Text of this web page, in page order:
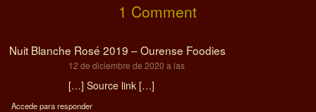
1 Comment
Nuit Blanche Rosé 2019 – Ourense Foodies
12 de diciembre de 2020 a las
[…] Source link […]
Accede para responder